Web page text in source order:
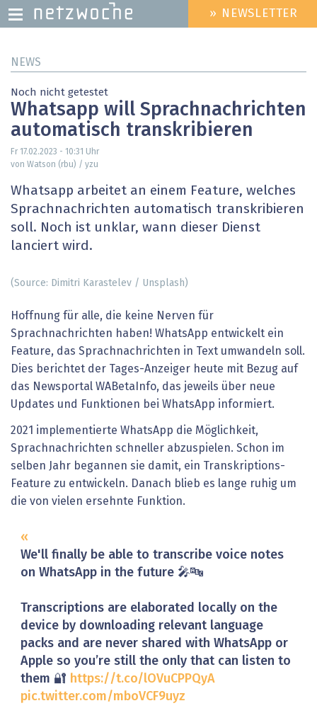
zum
HEADER
MENU
» NEWSLETTER
NEWS
Noch nicht getestet
Whatsapp will Sprachnachrichten
automatisch transkribieren
Fr 17.02.2023 - 10:31 Uhr
von Watson (rbu) / yzu
Whatsapp arbeitet an einem Feature, welches
Sprachnachrichten automatisch transkribieren
soll. Noch ist unklar, wann dieser Dienst
lanciert wird.
(Source: Dimitri Karastelev / Unsplash)
Hoffnung für alle, die keine Nerven für
Sprachnachrichten haben! WhatsApp entwickelt ein
Feature, das Sprachnachrichten in Text umwandeln soll.
Dies berichtet der Tages-Anzeiger heute mit Bezug auf
das Newsportal WABetaInfo, das jeweils über neue
Updates und Funktionen bei WhatsApp informiert.
2021 implementierte WhatsApp die Möglichkeit,
Sprachnachrichten schneller abzuspielen. Schon im
selben Jahr begannen sie damit, ein Transkriptions-
Feature zu entwickeln. Danach blieb es lange ruhig um
die von vielen ersehnte Funktion.
We'll finally be able to transcribe voice notes
on WhatsApp in the future 🎤🔤
Transcriptions are elaborated locally on the
device by downloading relevant language
packs and are never shared with WhatsApp or
Apple so you’re still the only that can listen to
them 🔐 https://t.co/lOVuCPPQyA
pic.twitter.com/mboVCF9uyz